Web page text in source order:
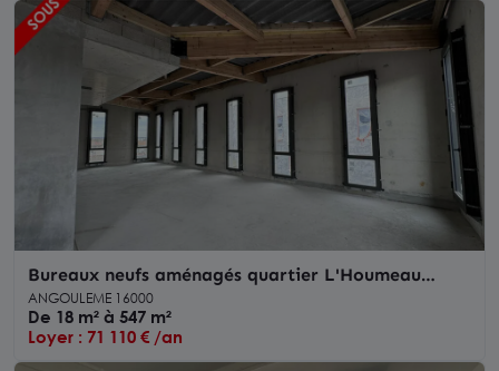
Bureaux neufs aménagés quartier L'Houmeau
Angoulême - Gare
ANGOULEME 16000
De 18 m² à 547 m²
Loyer : 71 110 € /an